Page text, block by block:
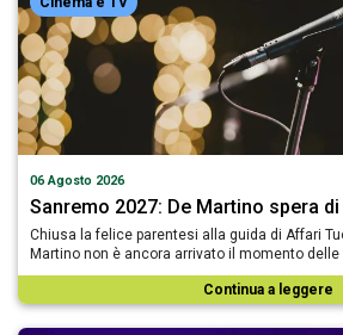
06 Agosto 2026
Sanremo 2027: De Martino spera
Chiusa la felice parentesi alla guida di Affari
Martino non è ancora arrivato il momento delle
Continua a leggere